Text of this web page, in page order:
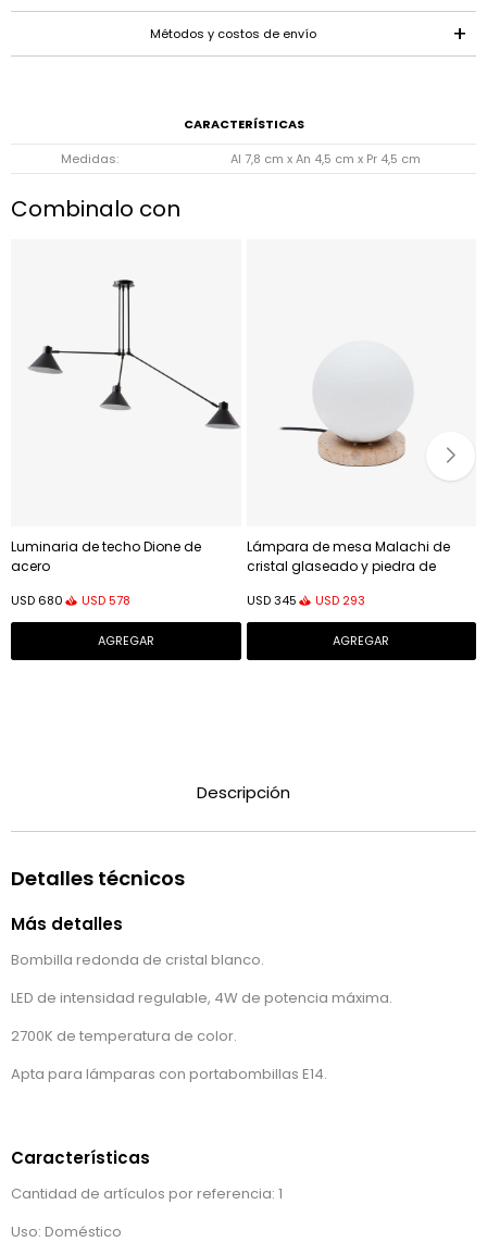
Métodos y costos de envío
CARACTERÍSTICAS
Medidas
Al 7,8 cm x An 4,5 cm x Pr 4,5 cm
Combinalo con
Luminaria de techo Dione de
acero
USD 680 USD578
Lámpara de mesa Malachi de
cristal glaseado y piedra de
USD 345 USD 293
Descripción
Detalles técnicos
Más detalles
Bombilla redonda de cristal blanco.
LED de intensidad regulable, 4W de potencia máxima.
2700K de temperatura de color.
Apta para lámparas con portabombillas E14.
Características
Cantidad de artículos por referencia: 1
Uso: Doméstico